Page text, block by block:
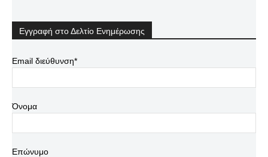
Εγγραφή στο Δελτίο Ενημέρωσης
Email διεύθυνση*
Όνομα
Επώνυμο